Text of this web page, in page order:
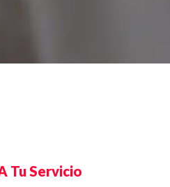
Tu Servicio​